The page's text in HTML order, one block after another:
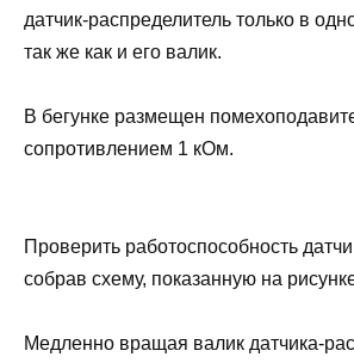
датчик-распределитель только в
так же как и его валик.
В бегунке размещен
сопротивлением 1 кОм.
Проверить работоспособность
собрав схему, показанную на
Медленно вращая валик датчика-